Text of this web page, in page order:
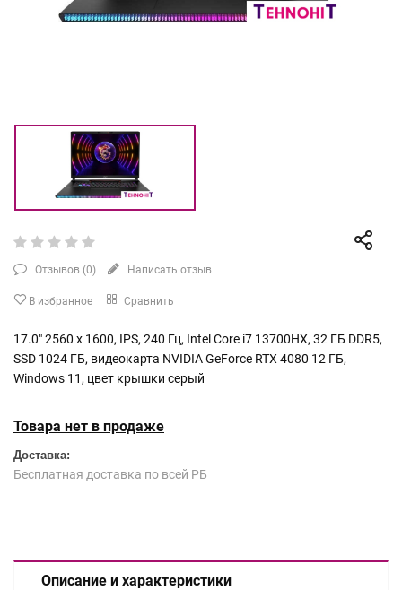
Отзывов (0) Написать отзыв
В избранное Сравнить
17.0" 2560 x 1600, IPS, 240 Гц, Intel Core i7 13700HX, 32 ГБ DDR5,
SSD 1024 ГБ, видеокарта NVIDIA GeForce RTX 4080 12 ГБ,
Windows 11, цвет крышки серый
Товара нет в продаже
Доставка:
Бесплатная доставка по всей РБ
Описание и характеристики